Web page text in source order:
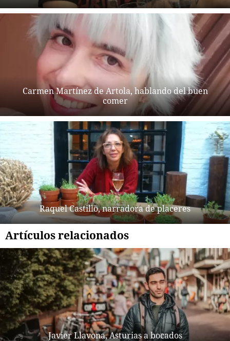
Carmen Martínez de Artola, hablando del buen
comer
Raquel Castillo, narradora de placeres
Artículos relacionados
Javier Llavona, Asturias a bocados